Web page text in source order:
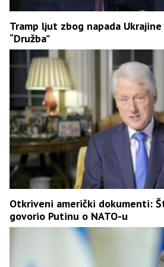
Tramp ljut zbog napada
“Družba”
Otkriveni američki dokumenti:
govorio Putinu o NATO-u